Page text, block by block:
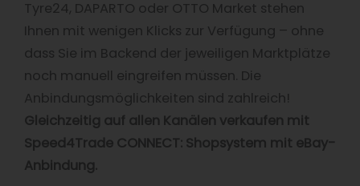
Tyre24, DAPARTO oder OTTO Market stehen
Ihnen mit wenigen Klicks zur Verfügung – ohne
dass Sie im Backend der jeweiligen Marktplätze
noch manuell eingreifen müssen. Die
Anbindungsmöglichkeiten sind zahlreich!
Gleichzeitig auf allen Kanälen verkaufen mit
Speed4Trade CONNECT: Shopsystem mit eBay-
Anbindung.